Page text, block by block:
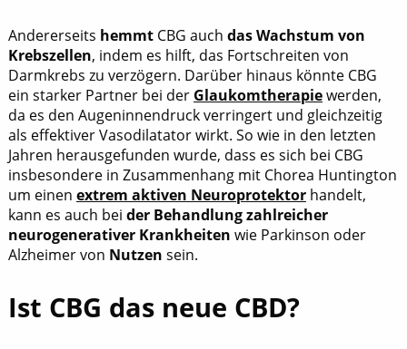
Andererseits hemmtCBG auch das Wachstum von
Krebszellen, indem es hilft, das Fortschreiten von
Darmkrebs zu verzögern. Darüber hinaus könnte CBG
ein starker Partner bei der Glaukomtherapiewerden,
da es den Augeninnendruck verringert und gleichzeitig
als effektiver Vasodilatator wirkt. So wie in den letzten
Jahren herausgefunden wurde, dass es sich bei CBG
insbesondere in Zusammenhang mit Chorea Huntington
um einen extrem aktiven Neuroprotektorhandelt,
kann es auch bei der Behandlung zahlreicher
neurogenerativer Krankheiten wie Parkinson oder
Alzheimer von Nutzen sein.
Ist CBG das neue CBD?